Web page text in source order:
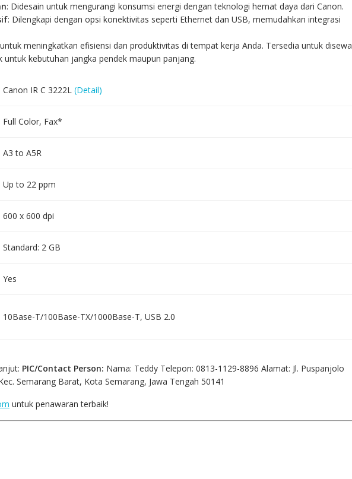
: Didesain untuk mengurangi konsumsi energi dengan teknologi hemat daya dari Canon.
: Dilengkapi dengan opsi konektivitas seperti Ethernet dan USB, memudahkan integrasi
meningkatkan efisiensi dan produktivitas di tempat kerja Anda. Tersedia untuk disewa
kebutuhan jangka pendek maupun panjang.
Canon IR C 3222L (Detail)
Full Color, Fax*
A3 to A5R
Up to 22 ppm
600 x 600 dpi
Standard: 2 GB
Yes
10Base-T/100Base-TX/1000Base-T, USB 2.0
PIC/Contact Person: Nama: Teddy Telepon: 0813-1129-8896 Alamat: Jl. Puspanjolo
Semarang Barat, Kota Semarang, Jawa Tengah 50141
untuk penawaran terbaik!